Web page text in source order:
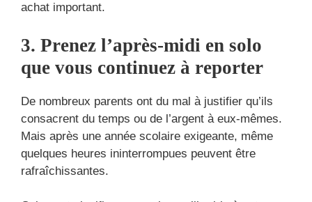
achat important.
3. Prenez l’après-midi en solo
que vous continuez à reporter
De nombreux parents ont du mal à justifier qu’ils
consacrent du temps ou de l’argent à eux-mêmes.
Mais après une année scolaire exigeante, même
quelques heures ininterrompues peuvent être
rafraîchissantes.